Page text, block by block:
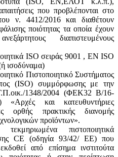
που προβλέπονται στο
ν. 4412/2016 και διαθέτουν
ποιότητας τα οποία έχουν
διαπιστευμένους
ISO σειράς 9001 , ΕΝ ISO
ισοδύναμα)
Πιστοποιητικό Συστήματος
(ISO) συμμόρφωσης με την
1348/2004 (ΦΕΚ32 Β/16-
«Αρχές και κατευθυντήριες
ορθής πρακτικής διανομής
προϊόντων».
πιστοποιητικά
CE (οδηγία 93/42/ ΕΕ) που
από επίσημα ινστιτούτα